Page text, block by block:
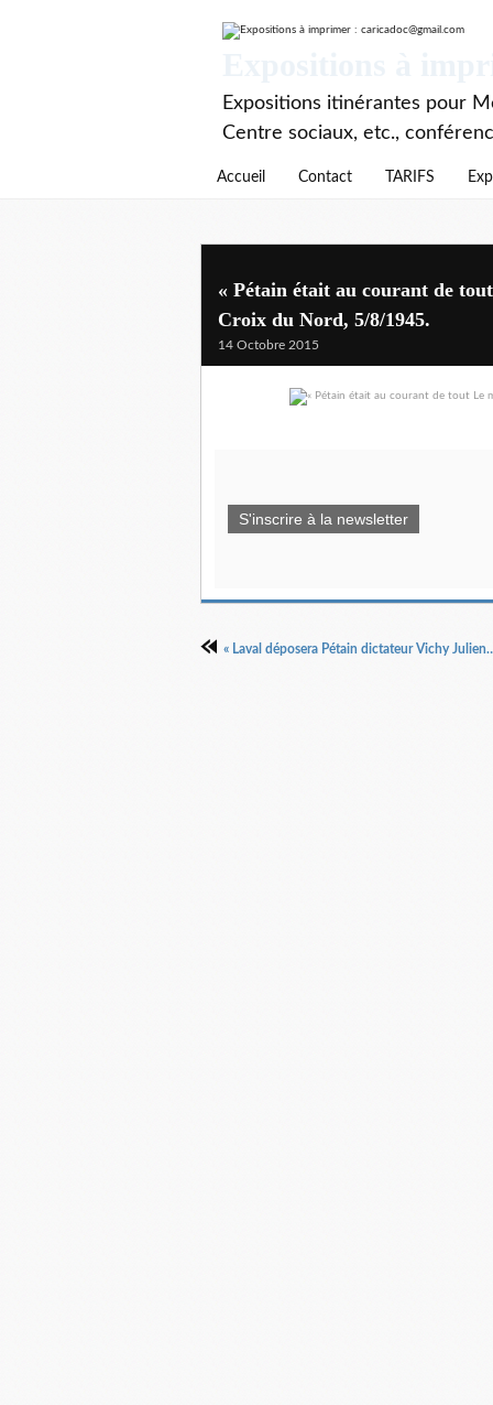
Expositions itinérantes pour
Centre sociaux, etc.,
Accueil Contact TARIFS
« Pétain était au courant de
Croix du Nord, 5/8/1945.
14 Octobre 2015
S'inscrire à la newsletter
« Laval déposera Pétain dictateur Vichy Julien